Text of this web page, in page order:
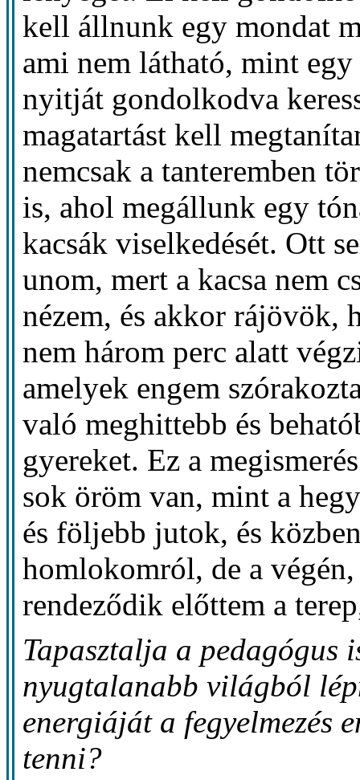
kell állnunk egy mondat
ami nem látható, mint
nyitját gondolkodva
magatartást kell
nemcsak a tanteremben
is, ahol megállunk egy
kacsák viselkedését. Ott
unom, mert a kacsa nem
nézem, és akkor rájövök,
nem három perc alatt
amelyek engem
való meghittebb és
gyereket. Ez a
sok öröm van, mint a
és följebb jutok, és
homlokomról, de a
rendeződik előttem a
Tapasztalja a pedagógus
nyugtalanabb világból
energiáját a fegyelmezés
tenni?